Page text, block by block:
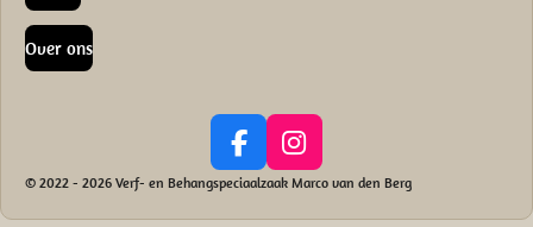
Over ons
F
a
I
n
© 2022 - 2026 Verf- en Behangspeciaalzaak Marco van den Berg